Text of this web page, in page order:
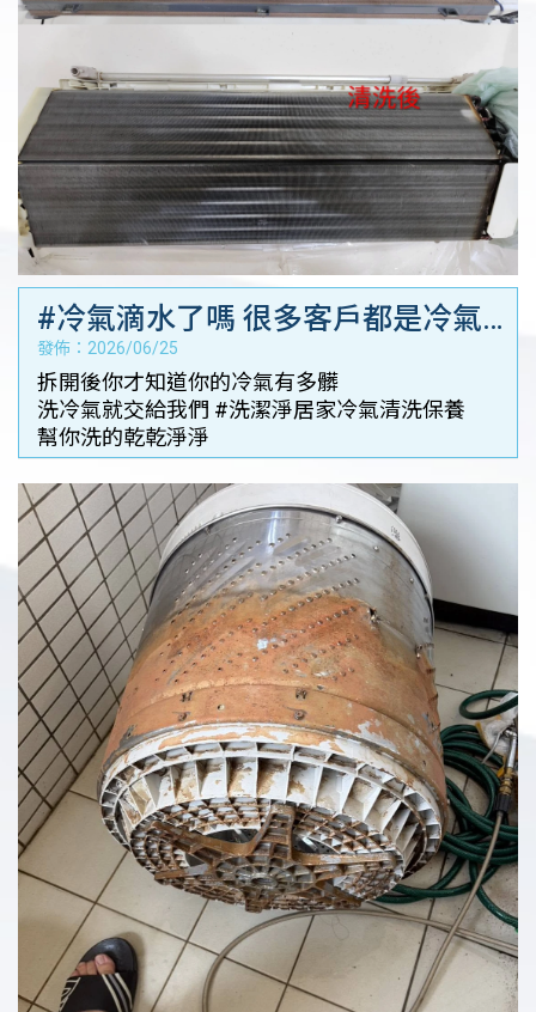
#冷氣滴水了嗎 很多客戶都是冷氣
滴水了 才想到要保養冷氣－台南空
調保養｜台南空調檢修
發佈：2026/06/25
拆開後你才知道你的冷氣有多髒
洗冷氣就交給我們 #洗潔淨居家冷氣清洗保養
幫你洗的乾乾淨淨